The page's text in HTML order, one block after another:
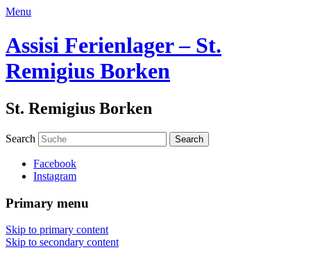
Menu
Assisi Ferienlager – St.
Remigius Borken
St. Remigius Borken
Search
Facebook
Instagram
Primary menu
Skip to primary content
Skip to secondary content